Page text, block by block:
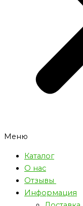
Меню
Каталог
О нас
Отзывы
Информация